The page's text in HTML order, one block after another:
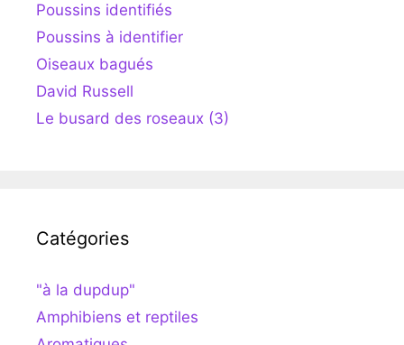
Poussins identifiés
Poussins à identifier
Oiseaux bagués
David Russell
Le busard des roseaux (3)
Catégories
"à la dupdup"
Amphibiens et reptiles